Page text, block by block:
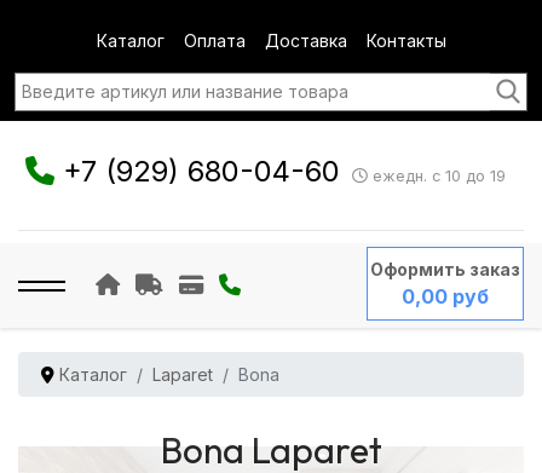
Каталог Оплата Доставка Контакты
+7 (929) 680-04-60 ежедн. с 10 до 19
Оформить заказ
0,00 руб
Каталог Laparet Bona
Bona Laparet